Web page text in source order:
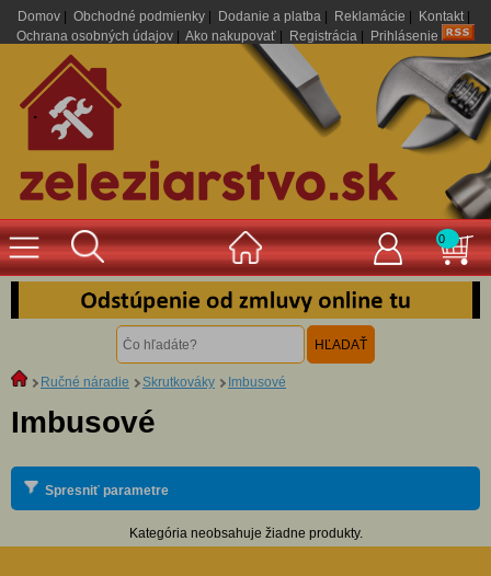
Domov Obchodné podmienky Dodanie a platba Reklamácie Kontakt|
Ochrana osobných údajov
Ako nakupovať Registrácia Prihlásenie
.
0
Ručné náradie Skrutkováky Imbusové
Imbusové
Spresniť parametre
Kategória neobsahuje žiadne produkty.